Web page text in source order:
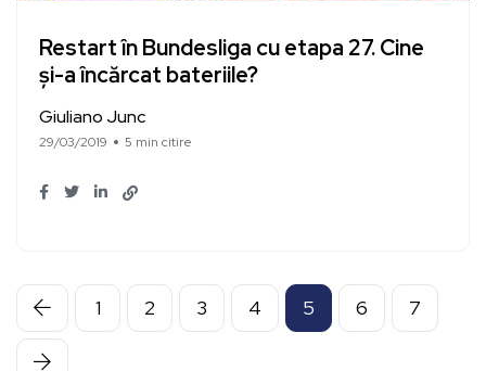
Restart în Bundesliga cu etapa 27. Cine
și-a încărcat bateriile?
Giuliano Junc
29/03/2019 5 min citire
1 2 3 4 5 6 7